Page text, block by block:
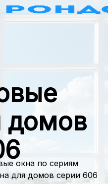
домов
окна по сериям
для домов серии 606